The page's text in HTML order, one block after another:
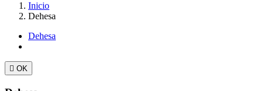
Inicio
Dehesa
Dehesa
 OK